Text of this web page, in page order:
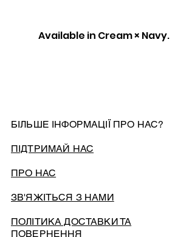
Available in Cream × Navy.
БІЛЬШЕ ІНФОРМАЦІЇ ПРО НАС?
ПІДТРИМАЙ НАС
ПРО НАС
ЗВ'ЯЖІТЬСЯ З НАМИ
ПОЛІТИКА ДОСТАВКИ ТА
ПОВЕРНЕННЯ